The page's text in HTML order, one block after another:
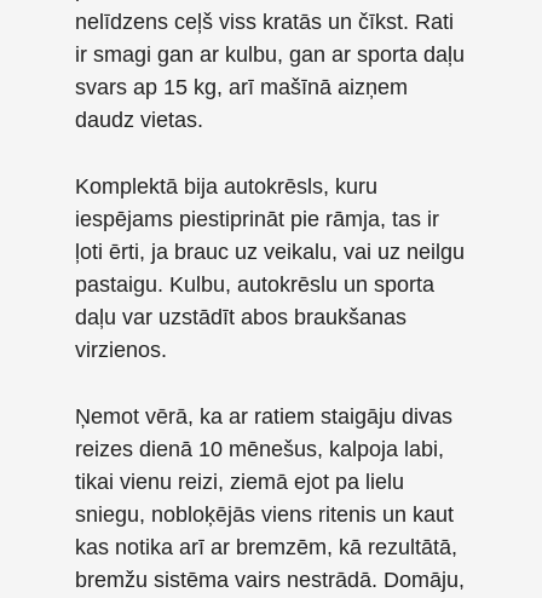
nelīdzens ceļš viss kratās un čīkst. Rati
ir smagi gan ar kulbu, gan ar sporta daļu
svars ap 15 kg, arī mašīnā aizņem
daudz vietas.
Komplektā bija autokrēsls, kuru
iespējams piestiprināt pie rāmja, tas ir
ļoti ērti, ja brauc uz veikalu, vai uz neilgu
pastaigu. Kulbu, autokrēslu un sporta
daļu var uzstādīt abos braukšanas
virzienos.
Ņemot vērā, ka ar ratiem staigāju divas
reizes dienā 10 mēnešus, kalpoja labi,
tikai vienu reizi, ziemā ejot pa lielu
sniegu, nobloķējās viens ritenis un kaut
kas notika arī ar bremzēm, kā rezultātā,
bremžu sistēma vairs nestrādā. Domāju,